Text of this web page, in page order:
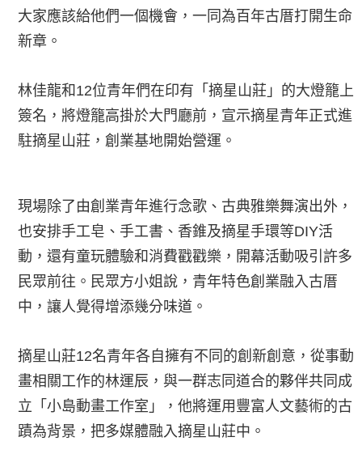
大家應該給他們一個機會，一同為百年古厝打開生命
新章。
林佳龍和12位青年們在印有「摘星山莊」的大燈籠上
簽名，將燈籠高掛於大門廳前，宣示摘星青年正式進
駐摘星山莊，創業基地開始營運。
現場除了由創業青年進行念歌、古典雅樂舞演出外，
也安排手工皂、手工書、香錐及摘星手環等DIY活
動，還有童玩體驗和消費戳戳樂，開幕活動吸引許多
民眾前往。民眾方小姐說，青年特色創業融入古厝
中，讓人覺得增添幾分味道。
摘星山莊12名青年各自擁有不同的創新創意，從事動
畫相關工作的林運辰，與一群志同道合的夥伴共同成
立「小島動畫工作室」，他將運用豐富人文藝術的古
蹟為背景，把多媒體融入摘星山莊中。